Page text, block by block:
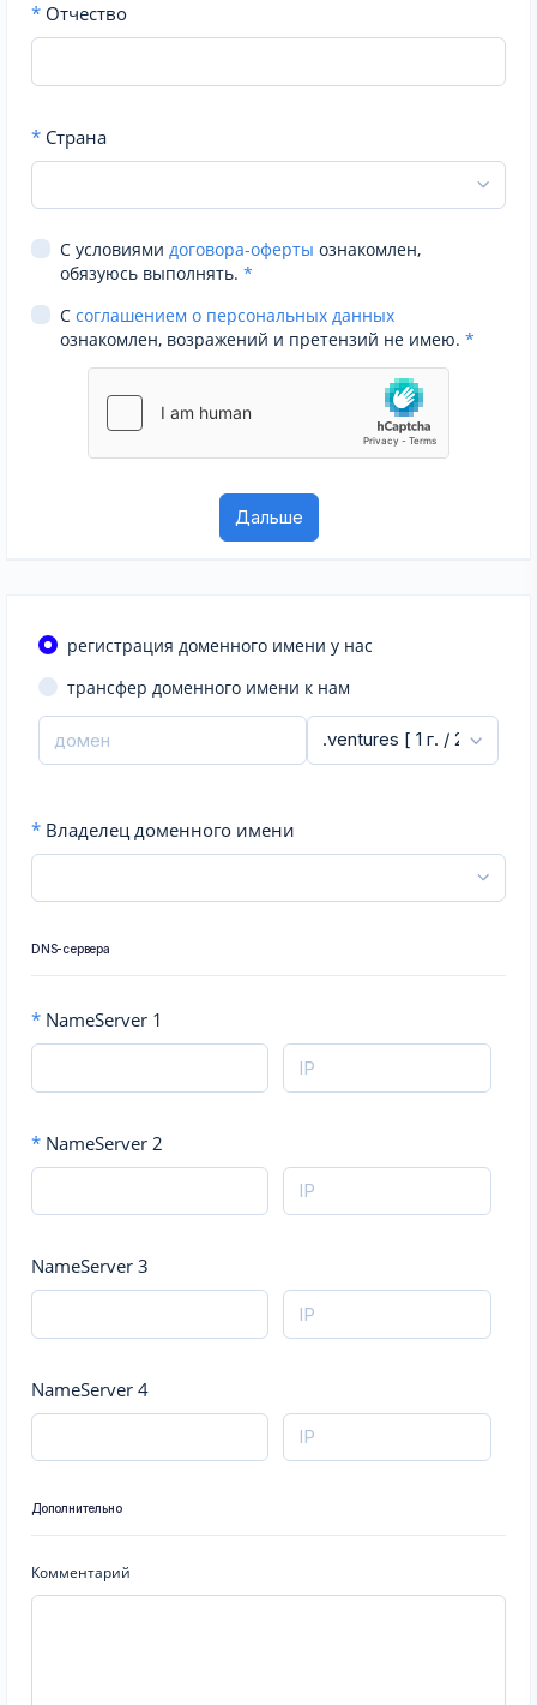
* Отчество
* Страна
С условиями договора-оферты ознакомлен,
обязуюсь выполнять. *
С соглашением о персональных данных
ознакомлен, возражений и претензий не имею. *
регистрация доменного имени у нас
трансфер доменного имени к нам
* Владелец доменного имени
DNS-сервера
* NameServer 1
* NameServer 2
NameServer 3
NameServer 4
Дополнительно
Комментарий